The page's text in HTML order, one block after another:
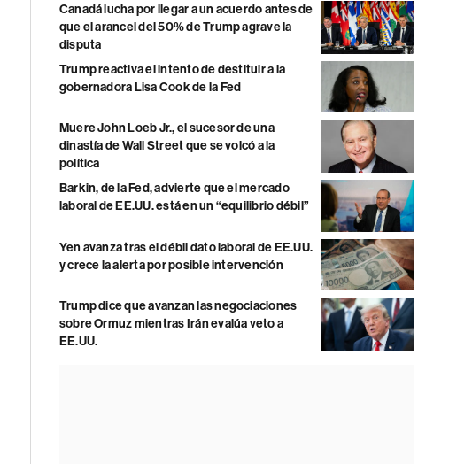
Canadá lucha por llegar a un acuerdo antes de
que el arancel del 50% de Trump agrave la
disputa
Trump reactiva el intento de destituir a la
gobernadora Lisa Cook de la Fed
Muere John Loeb Jr., el sucesor de una
dinastía de Wall Street que se volcó a la
política
Barkin, de la Fed, advierte que el mercado
laboral de EE.UU. está en un “equilibrio débil”
Yen avanza tras el débil dato laboral de EE.UU.
y crece la alerta por posible intervención
Trump dice que avanzan las negociaciones
sobre Ormuz mientras Irán evalúa veto a
EE.UU.